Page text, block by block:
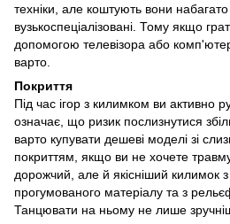
техніки, але коштують вони
вузькоспеціалізовані. Тому якщо
допомогою телевізора або
варто.
Покриття
Під час ігор з килимком ви активно
означає, що ризик послизнутися
варто купувати дешеві моделі зі
покриттям, якщо ви не хочете
дорожчий, але й якісніший килимок
прогумованого матеріалу та з
Танцювати на ньому не лише